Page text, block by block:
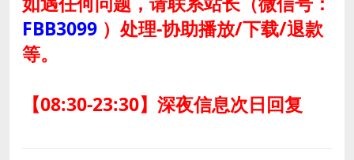
FBB3099 ） 处理-协助播放/下载/退款
等。
【08:30-23:30】深夜信息次日回复